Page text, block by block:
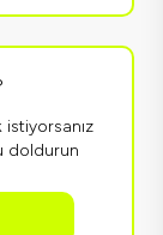
doldurun